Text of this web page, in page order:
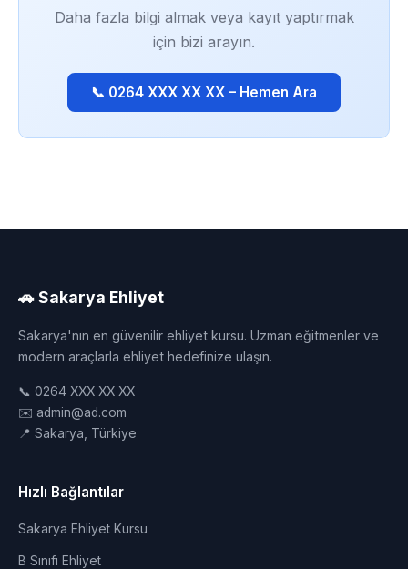
Daha fazla bilgi almak veya kayıt yaptırmak
için bizi arayın.
📞 0264 XXX XX XX – Hemen Ara
🚗 Sakarya Ehliyet
Sakarya'nın en güvenilir ehliyet kursu. Uzman eğitmenler ve
modern araçlarla ehliyet hedefinize ulaşın.
📞 0264 XXX XX XX
✉️ admin@ad.com
📍 Sakarya, Türkiye
Hızlı Bağlantılar
Sakarya Ehliyet Kursu
B Sınıfı Ehliyet